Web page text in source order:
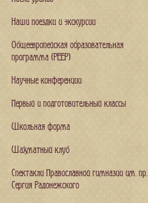
Наши поездки и экскурсии
Общеевропейская образовательная
программа (PEEP)
Научные конференции
Первый и подготовительный классы
Школьная форма
Шахматный клуб
Спектакли Православной гимназии им. пр.
Сергия Радонежского